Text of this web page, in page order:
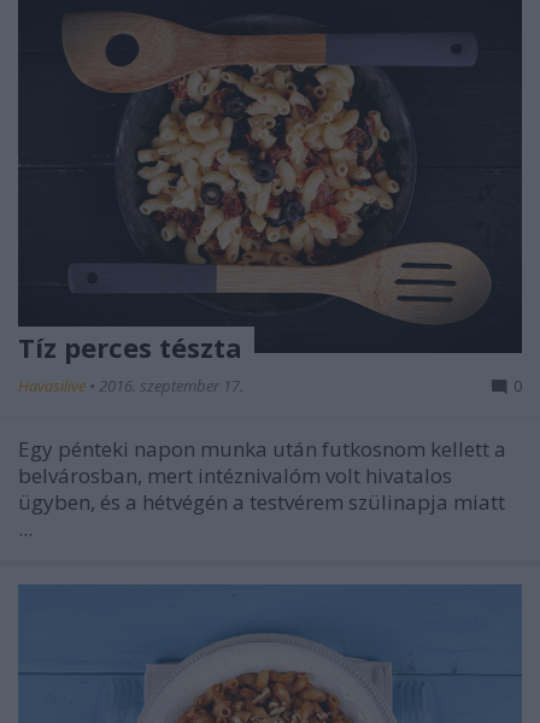
Tíz perces tészta
Havasilive • 2016. szeptember 17. 0
Egy pénteki napon munka után futkosnom kellett a
belvárosban, mert intéznivalóm volt hivatalos
ügyben, és a hétvégén a testvérem szülinapja miatt
...